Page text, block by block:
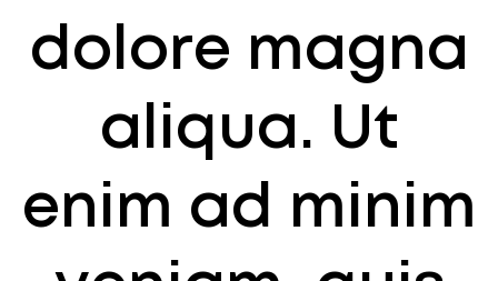
dolore magna
aliqua. Ut
enim ad minim